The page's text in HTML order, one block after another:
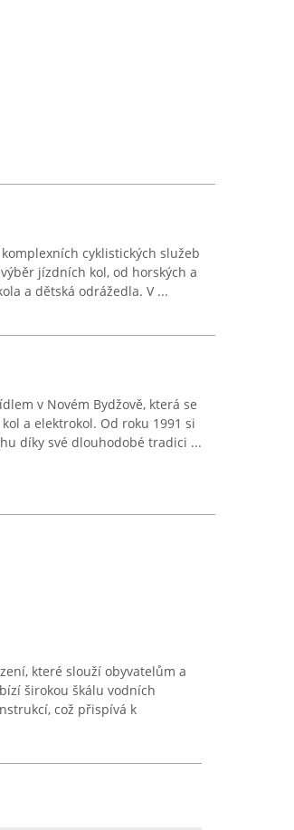
cyklistických služeb
jízdních kol, od horských a
a dětská odrážedla. V ...
v Novém Bydžově, která se
a elektrokol. Od roku 1991 si
díky své dlouhodobé tradici ...
které slouží obyvatelům a
širokou škálu vodních
což přispívá k